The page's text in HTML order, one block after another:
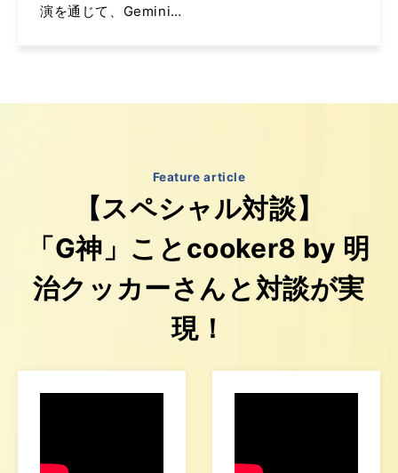
演を通じて、Gemini
Feature article
【スペシャル対談】
「G神」ことcooker8 by 明
治クッカーさんと対談が実
現！